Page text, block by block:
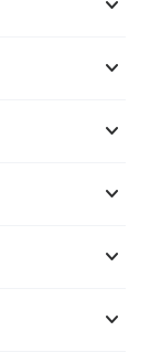
keyboard_arrow_down
keyboard_arrow_down
keyboard_arrow_down
keyboard_arrow_down
keyboard_arrow_down